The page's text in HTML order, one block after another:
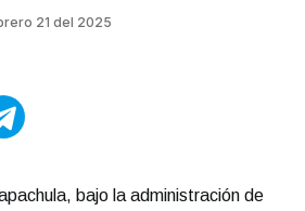
21 del 2025
bajo la administración de